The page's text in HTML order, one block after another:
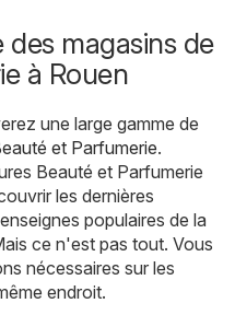
magasins de
à Rouen
une large gamme de
et Parfumerie.
Beauté et Parfumerie
les dernières
populaires de la
ce n'est pas tout. Vous
nécessaires sur les
endroit.